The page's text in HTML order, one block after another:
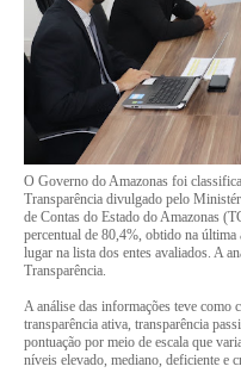
O Governo do Amazonas foi
Transparência divulgado pelo
de Contas do Estado do Amazonas
percentual de 80,4%, obtido na
lugar na lista dos entes avaliados. A
Transparência.
A análise das informações teve como
transparência ativa, transparência
pontuação por meio de escala que
níveis elevado, mediano, deficiente e